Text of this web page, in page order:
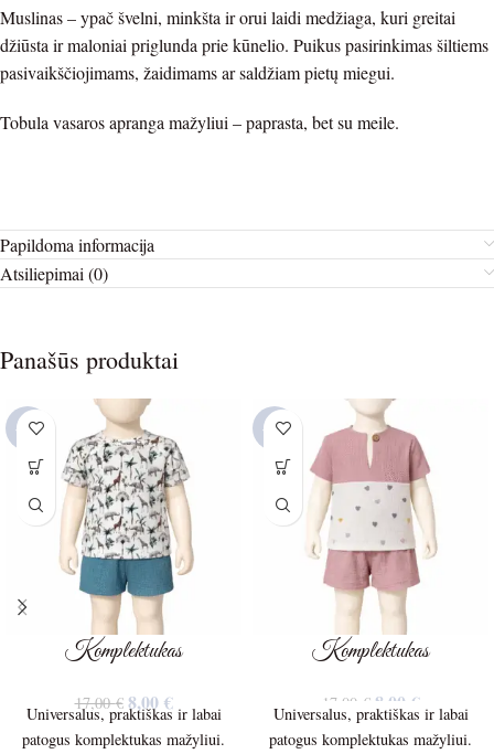
Muslinas – ypač švelni, minkšta ir orui laidi medžiaga, kuri greitai
džiūsta ir maloniai priglunda prie kūnelio. Puikus pasirinkimas šiltiems
pasivaikščiojimams, žaidimams ar saldžiam pietų miegui.
Tobula vasaros apranga mažyliui – paprasta, bet su meile.
Papildoma informacija
Atsiliepimai (0)
Panašūs produktai
-53%
Komplektukas
17,00€ 8,00 €
Universalus, praktiškas ir labai
patogus komplektukas mažyliui.
-53%
Komplektukas
17,00 € 8,00 €
Universalus, praktiškas ir labai
patogus komplektukas mažyliui.